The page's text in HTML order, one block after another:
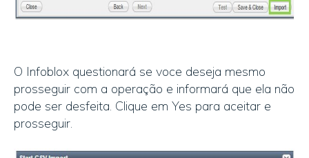
O Infoblox questionará se voce deseja mesmo
prosseguir com a operação e informará que ela não
pode ser desfeita. Clique em Yes para aceitar e
prosseguir.